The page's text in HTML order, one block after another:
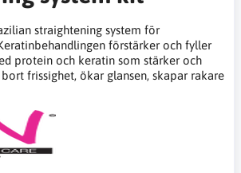
straightening system för
förstärker och fyller
protein och keratin som stärker och
frissighet, ökar glansen, skapar rakare